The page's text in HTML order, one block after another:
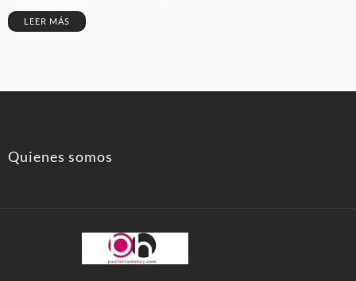
LEER MÁS
Quienes somos